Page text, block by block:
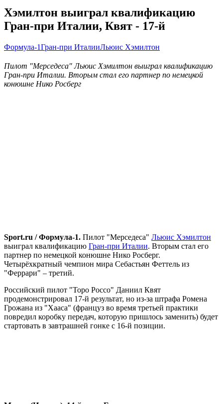
Хэмилтон выиграл квалификацию
Гран-при Италии, Квят - 17-й
Формула-1Гран-при ИталииЛьюис Хэмилтон
Пилот "Мерседеса" Льюис Хэмилтон выиграл квалификацию
Гран-при Италии. Вторым стал его партнер по немецкой
конюшне Нико Росберг
Sport.ru / Формула-1. Пилот "Мерседеса" Льюис Хэмилтон
выиграл квалификацию Гран-при Италии. Вторым стал его
партнер по немецкой конюшне Нико Росберг.
Четырёхкратный чемпион мира Себастьян Феттель из
"Феррари" – третий.
Российский пилот "Торо Россо" Даниил Квят
продемонстрировал 17-й результат, но из-за штрафа Ромена
Грожана из "Хааса" (француз во время третьей практики
повредил коробку передач, которую пришлось заменить) будет
стартовать в завтрашней гонке с 16-й позиции.